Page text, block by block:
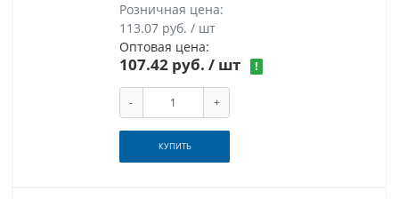
Розничная цена:
113.07 руб. / шт
Оптовая цена:
107.42 руб. / шт !
- +
КУПИТЬ